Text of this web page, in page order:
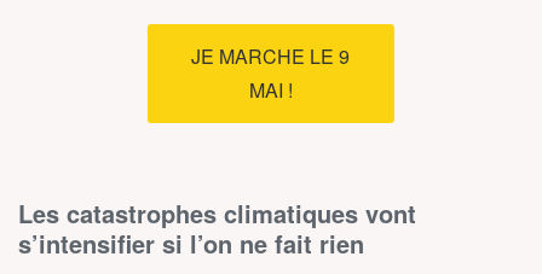
JE MARCHE LE 9
MAI !
Les catastrophes climatiques vont
s’intensifier si l’on ne fait rien